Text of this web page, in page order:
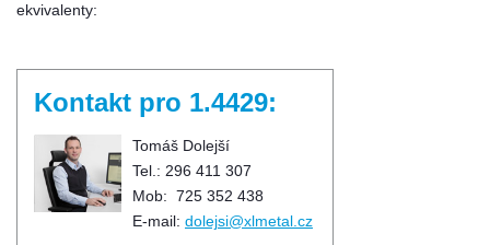
ekvivalenty:
Kontakt pro 1.4429:
Tomáš Dolejší
Tel.: 296 411 307
Mob: 725 352 438
E-mail: dolejsi@xlmetal.cz